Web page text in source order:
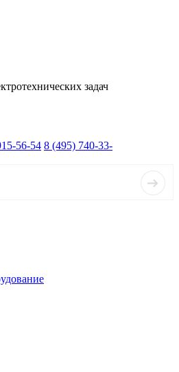
задач
56-54 8 (495) 740-33-